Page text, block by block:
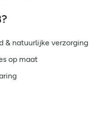
& natuurlijke verzorging
op maat